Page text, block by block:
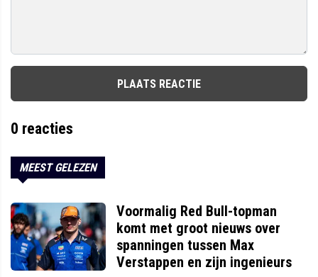
PLAATS REACTIE
0 reacties
MEEST GELEZEN
Voormalig Red Bull-topman
komt met groot nieuws over
spanningen tussen Max
Verstappen en zijn ingenieurs